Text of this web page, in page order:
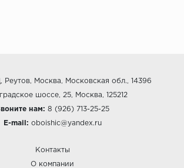
Москва, Московская обл., 14396
шоссе, 25, Москва, 125212
нам: 8 (926) 713-25-25
E-mail: oboishic@yandex.ru
Контакты
О компании